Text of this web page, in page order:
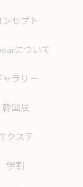
ンセプト
について
ャラリー
韓国風
クステ
学割